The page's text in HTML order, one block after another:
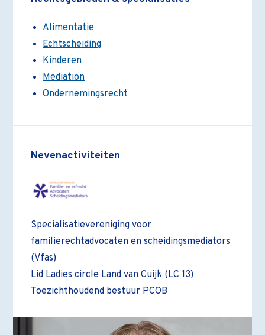
Alimentatie
Echtscheiding
Kinderen
Mediation
Ondernemingsrecht
Nevenactiviteiten
Specialisatievereniging voor
familierechtadvocaten en scheidingsmediators
(Vfas)
Lid Ladies circle Land van Cuijk (LC 13)
Toezichthoudend bestuur PCOB